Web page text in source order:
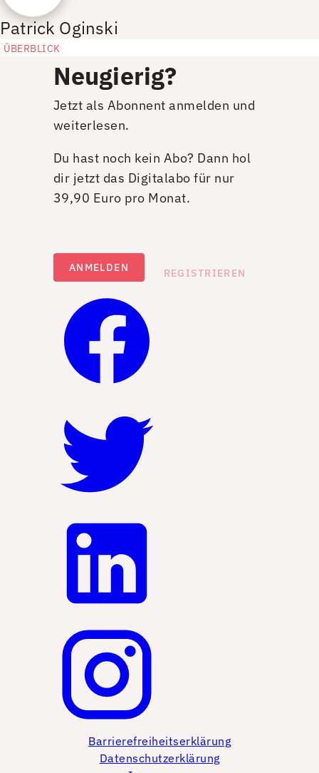
Patrick Oginski
ÜBERBLICK
Neugierig?
Jetzt als Abonnent anmelden und
weiterlesen.
Du hast noch kein Abo? Dann hol
dir jetzt das Digitalabo für nur
39,90 Euro pro Monat.
ANMELDEN REGISTRIEREN
Barrierefreiheitserklärung
Datenschutzerklärung